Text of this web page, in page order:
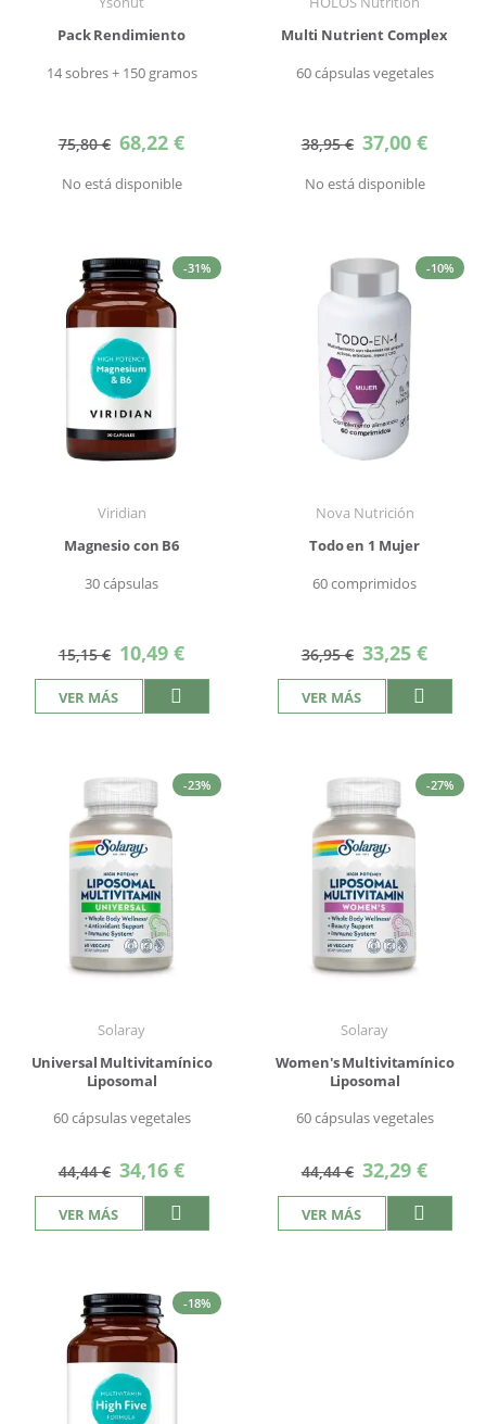
Pack Rendimiento
14 sobres + 150 gramos
75,80 € Precio
especial
68,22 €
No está disponible
Multi Nutrient Complex
60 cápsulas vegetales
38,95 € Precio
especial
37,00 €
No está disponible
-31%
Viridian
Magnesio con B6
30 cápsulas
15,15 € Precio
especial
10,49 €
VER MÁS
-10%
Nova Nutrición
Todo en 1 Mujer
60 comprimidos
36,95 € Precio
especial
33,25 €
VER MÁS
-23%
Solaray
Universal Multivitamínico
Liposomal
60 cápsulas vegetales
44,44 € Precio
especial
34,16 €
VER MÁS
-27%
Solaray
Women's Multivitamínico
Liposomal
60 cápsulas vegetales
44,44 € Precio
especial
32,29 €
VER MÁS
-18%